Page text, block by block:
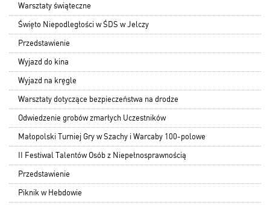
Warsztaty świąteczne
Święto Niepodległości w ŚDS w Jelczy
Przedstawienie
Wyjazd do kina
Wyjazd na kręgle
Warsztaty dotyczące bezpieczeństwa na drodze
Odwiedzenie grobów zmarłych Uczestników
Małopolski Turniej Gry w Szachy i Warcaby 100-polowe
II Festiwal Talentów Osób z Niepełnosprawnością
Przedstawienie
Piknik w Hebdowie